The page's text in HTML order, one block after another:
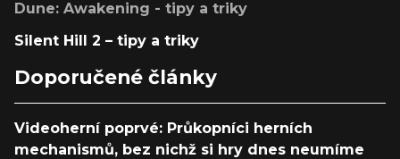
Dune: Awakening - tipy a triky
Silent Hill 2 – tipy a triky
Doporučené články
Videoherní poprvé: Průkopníci herních
mechanismů, bez nichž si hry dnes neumíme